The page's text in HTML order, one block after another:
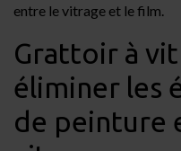
entre le vitrage et le film.
Grattoir à
éliminer les
de peinture